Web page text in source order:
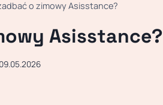
o zimowy Asisstance?
Asisstance?
09.05.2026